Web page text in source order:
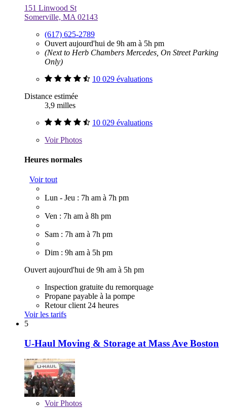
151 Linwood St
Somerville, MA 02143
(617) 625-2789
Ouvert aujourd'hui de 9h am à 5h pm
(Next to Herb Chambers Mercedes, On Street Parking
Only)
10 029 évaluations
Distance estimée
3,9 milles
10 029 évaluations
VoirPhotos
Heures normales
Voir tout
Lun - Jeu : 7h am à 7h pm
Ven : 7h am à 8h pm
Sam : 7h am à 7h pm
Dim : 9h am à 5h pm
Ouvert aujourd'hui de 9h am à 5h pm
Inspection gratuite du remorquage
Propane payable à la pompe
Retour client 24 heures
Voir les tarifs
5
U-Haul Moving & Storage at Mass Ave Boston
VoirPhotos